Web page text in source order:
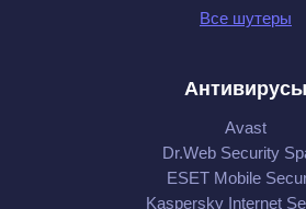
Все шутеры
Антивирусы
Avast
Dr.Web Security
ESET Mobile
Kaspersky Internet